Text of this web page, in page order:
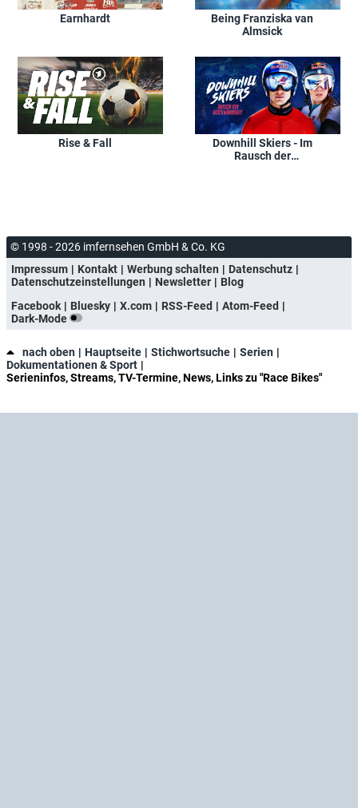
Earnhardt
Being Franziska van
Almsick
Rise & Fall
Downhill Skiers - Im
Rausch der
© 1998 - 2026 imfernsehen GmbH & Co. KG
Impressum
Kontakt Werbung schalten
Datenschutz
Datenschutzeinstellungen
Newsletter
Blog
Facebook
Bluesky X.com RSS-Feed
Atom-Feed
Dark-Mode
nach oben Hauptseite Stichwortsuche
Serien
Dokumentationen & Sport
Serieninfos, Streams, TV-Termine, News, Links zu "Race Bikes"